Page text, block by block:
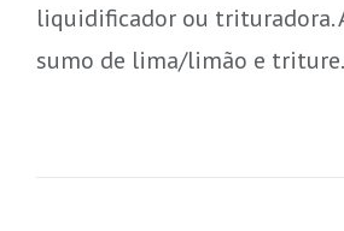
liquidificador ou trituradora.
sumo de lima/limão e